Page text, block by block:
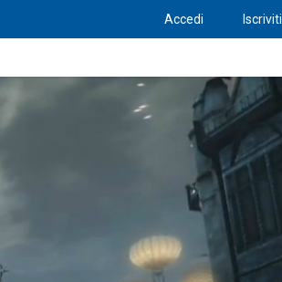
Accedi Iscriviti